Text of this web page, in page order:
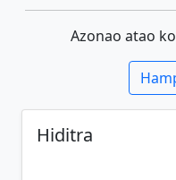
Azonao atao
Hiditra